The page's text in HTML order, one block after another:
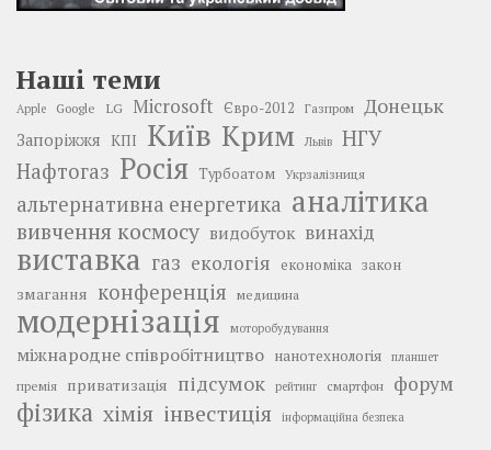
Наші теми
Apple Google LG Microsoft Євро-2012 Газпром Донецьк
Запоріжжя КПІ Київ Крим Львів
НГУ
Нафтогаз Росія Турбоатом Укрзалізниця
альтернативна енергетика аналітика
вивчення космосу видобуток винахід
виставка газ екологія економіка закон
змагання конференція медицина
модернізація моторобудування
міжнародне співробітництво нанотехнологія планшет
премія приватизація підсумок рейтинг смартфон форум
фізика хімія інвестиція інформаційна безпека